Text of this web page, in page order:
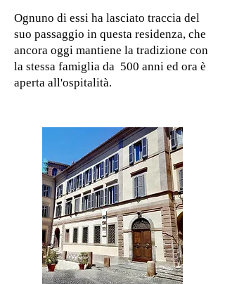
Ognuno di essi ha lasciato traccia del
suo passaggio in questa residenza, che
ancora oggi mantiene la tradizione con
la stessa famiglia da 500 anni ed ora è
aperta all'ospitalità.